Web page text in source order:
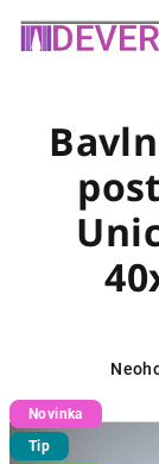
Novinka
Tip